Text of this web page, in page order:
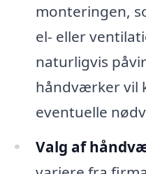
monteringen,
el- eller
naturligvis
håndværker vil
eventuelle
Valg af